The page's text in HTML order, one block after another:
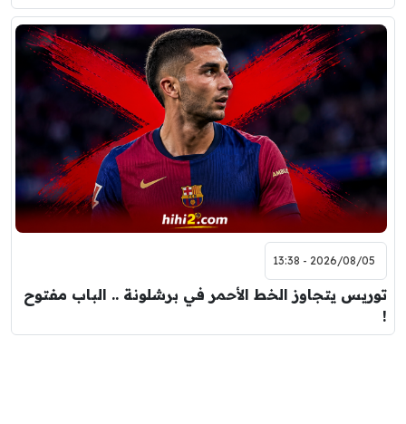
2026/08/05 - 13:38
توريس يتجاوز الخط الأحمر في برشلونة .. الباب مفتوح
!